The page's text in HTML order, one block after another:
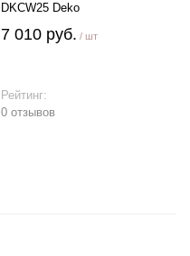
DKCW25 Deko
7 010 руб. / шт
Рейтинг:
0 отзывов